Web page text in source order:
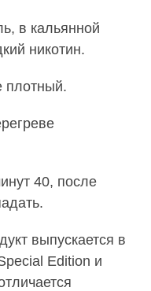
в кальянной
никотин.
плотный.
40, после
выпускается в
Edition и